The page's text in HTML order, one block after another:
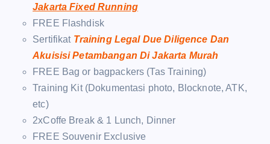
Jakarta Fixed Running
FREE Flashdisk
Sertifikat Training Legal Due Diligence Dan
Akuisisi Petambangan Di Jakarta Murah
FREE Bag or bagpackers (Tas Training)
Training Kit (Dokumentasi photo, Blocknote, ATK,
etc)
2xCoffe Break & 1 Lunch, Dinner
FREE Souvenir Exclusive